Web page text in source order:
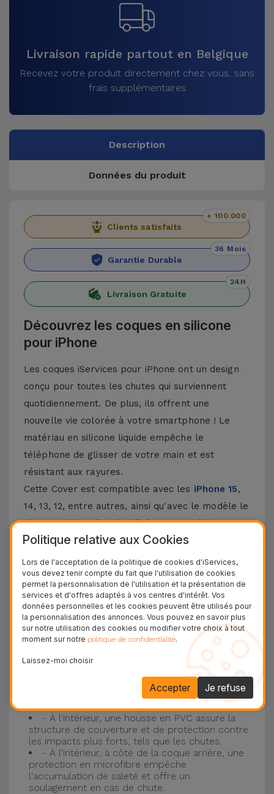
Livraison rapide partout en Belgique
Recevez votre produit directement chez vous, sans
frais supplémentaires
Description
Données du produit
Clients satisfaits
+ 100.000
Garantie Durable
36 Mois
Livraison Gratuite
24H
Découvrez les coques en silicone
pour iPhone
Les coques iServices pour iPhone ont un design
conçu pour toutes les chutes qui surviennent
quotidiennement. De plus, ils offrent une
nouvelle vie colorée à votre smartphone ! Le
matériau en silicone liquide empêche le
téléphone de glisser de votre main et est
résistant aux rayures.
Cette Cover est compatible avec les iPhone 15,
14, 13, 12, entre autres, ainsi qu'avec le modèle le
plus populaire d'Apple, l'iPhone 16etiPhone 17.
Protection à 3 couches avec coques en
silicone
Nos coques en silicone pour iPhone ont une
construction robuste et de qualité, avec une
construction à trois couches, pour éviter au
maximum les accidents et les casses !
- Une première couche de silicone liquide
donne de la couleur et une couverture
complète à la coque arrière et au bord latéral de
votre smartphone. C'est un matériau résistant,
avec une finition antidérapante.
- À l'intérieur, une housse en PVC assure la
structure de couverture et de protection contre
les impacts plus forts, tels que les chutes.
- À l'intérieur, à côté de la coque arrière, une
protection en microfibre empêche
l'accumulation de saleté et offre un
soulagement en cas de chute.
Politique relative aux Cookies
Lors de l'acceptation de la politique de cookies d'iServices,
vous devez tenir compte du fait que l'utilisation de cookies
permet la personnalisation de l'utilisation et la présentation de
services et d'offres adaptés à vos centres d'intérêt. Vos
données personnelles et les cookies peuvent être utilisés pour
la personnalisation des annonces. Vous pouvez en savoir plus
sur notre utilisation des cookies ou modifier votre choix à tout
moment sur notre politique de confidentialité.
Laissez-moi choisir
Je refuse
Accepter